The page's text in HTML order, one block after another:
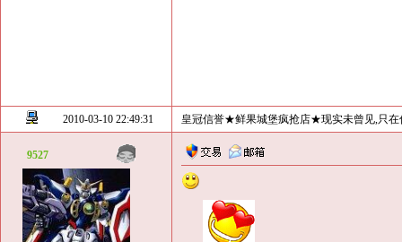
2010-03-10 22:49:31 皇冠信誉★鲜果城堡疯抢店★现实未曾见,只在
9527